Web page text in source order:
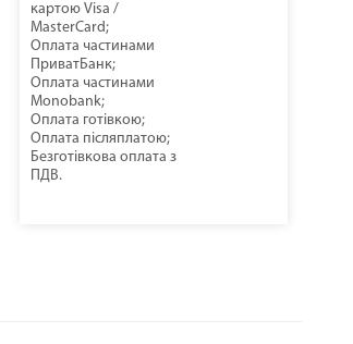
картою Visa /
MasterCard;
Оплата частинами
ПриватБанк;
Оплата частинами
Monobank;
Оплата готівкою;
Оплата післяплатою;
Безготівкова оплата з
ПДВ.